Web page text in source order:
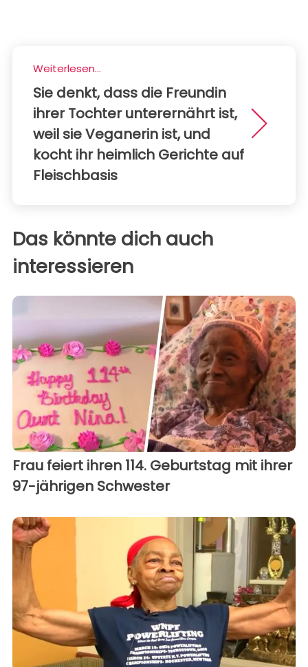
Weiterlesen...
Sie denkt, dass die Freundin
ihrer Tochter unterernährt ist,
weil sie Veganerin ist, und
kocht ihr heimlich Gerichte auf
Fleischbasis
Das könnte dich auch
interessieren
Frau feiert ihren 114. Geburtstag mit ihrer
97-jährigen Schwester